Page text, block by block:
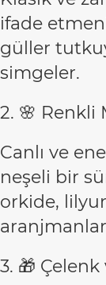
ifade
güller
simgeler.
2. 🌸 Renkli
Canlı ve
neşeli bir
orkide,
3. 🎁